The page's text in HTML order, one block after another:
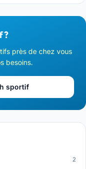
?
près de chez vous
besoins.
sportif
2